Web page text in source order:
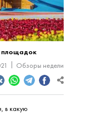
площадок
Обзоры недели
в какую